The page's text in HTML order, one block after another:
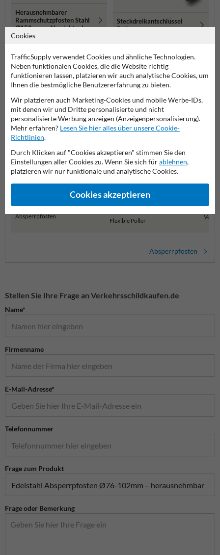
Herausnehmbarer
Rammschutzpfosten Stahl
Ø152 mm – Verzinkt oder
Rot/Weiß
Steckdreikantschlüssel
Poller
Produktkategorien in dieser Gruppe
Herausnehmbare
Absperrpfosten
Flexible Poller
Absperrpfosten
Stellen Sie Ihre Frage an Verkehrsschildkaufen.de
Name*
Firmenname
E-Mail-Adresse*
Telefonnummer
Frage zum Produkt
Frage oder Bemerkung
Cookies
TrafficSupply verwendet Cookies und ähnliche Technologien.
Neben funktionalen Cookies, die die Website richtig
funktionieren lassen, platzieren wir auch analytische Cookies, um
Ihnen die bestmögliche Benutzererfahrung zu bieten.
Wir platzieren auch Marketing-Cookies und mobile Werbe-IDs,
mit denen wir und Dritte personalisierte und nicht
personalisierte Werbung anzeigen (Anzeigenpersonalisierung).
Mehr erfahren? Lesen Sie hier alles über unsere Cookie-
Richtlinien.
Durch Klicken auf "Cookies akzeptieren" stimmen Sie den
Einstellungen aller Cookies zu. Wenn Sie sich fürablehnen,
platzieren wir nur funktionale und analytische Cookies.
Cookies akzeptieren